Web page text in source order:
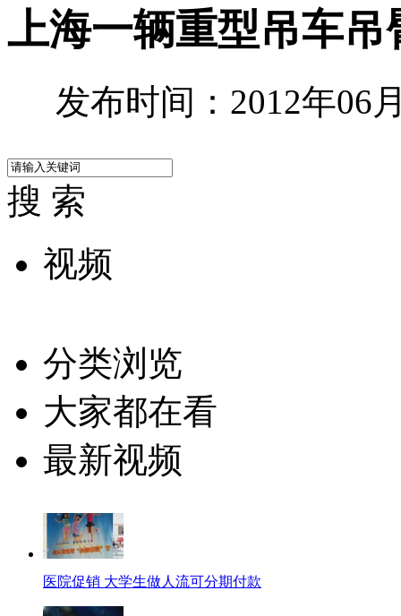
上海一辆重型吊车
发布时间：2012年06
搜 索
视频
分类浏览
大家都在看
最新视频
医院促销 大学生做人流可分期付款